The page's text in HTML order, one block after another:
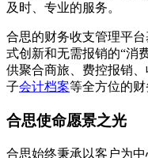
及时、专业的服务。
合思的财务收支管理平
式创新和无需报销的“消
供聚合商旅、费控报销
子会计档案等全方位的财
合思使命愿景之光
合思始终秉承以客户为